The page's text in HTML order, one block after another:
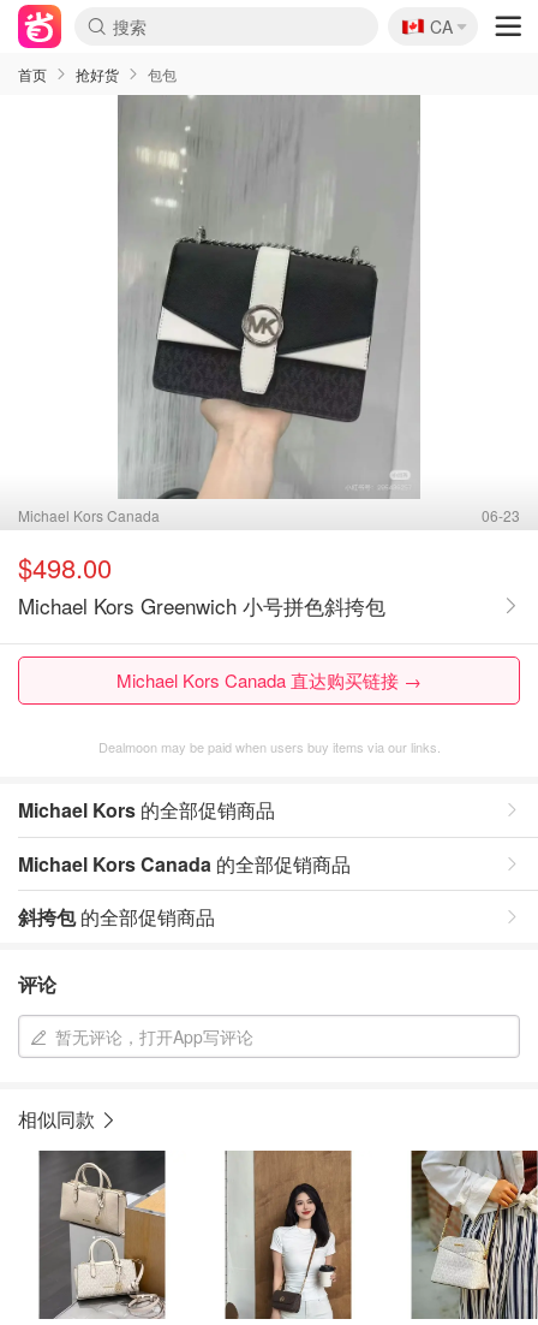
🇨🇦
CA
首页 抢好货 包包
Michael Kors Canada 06-23
$498.00
Michael Kors Greenwich 小号拼色斜挎包
Michael Kors Canada 直达购买链接 →
Dealmoon may be paid when users buy items via our links.
Michael Kors 的全部促销商品
Michael Kors Canada 的全部促销商品
斜挎包的全部促销商品
评论
暂无评论，打开App写评论
相似同款